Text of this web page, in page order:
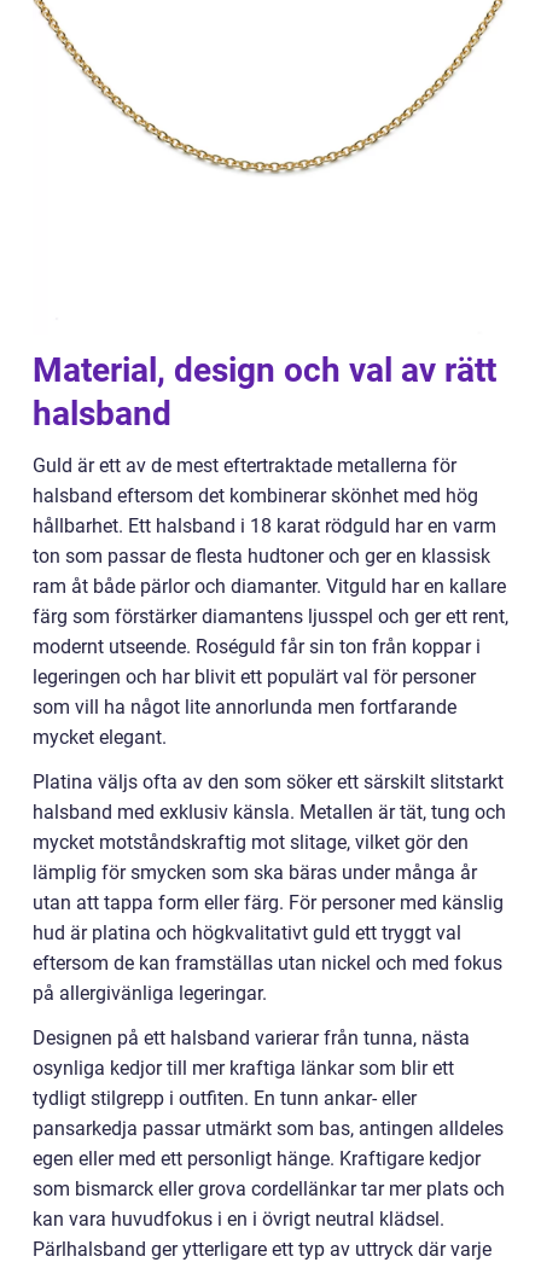
Material, design och val av rätt
halsband
Guld är ett av de mest eftertraktade metallerna för
halsband eftersom det kombinerar skönhet med hög
hållbarhet. Ett halsband i 18 karat rödguld har en varm
ton som passar de flesta hudtoner och ger en klassisk
ram åt både pärlor och diamanter. Vitguld har en kallare
färg som förstärker diamantens ljusspel och ger ett rent,
modernt utseende. Roséguld får sin ton från koppar i
legeringen och har blivit ett populärt val för personer
som vill ha något lite annorlunda men fortfarande
mycket elegant.
Platina väljs ofta av den som söker ett särskilt slitstarkt
halsband med exklusiv känsla. Metallen är tät, tung och
mycket motståndskraftig mot slitage, vilket gör den
lämplig för smycken som ska bäras under många år
utan att tappa form eller färg. För personer med känslig
hud är platina och högkvalitativt guld ett tryggt val
eftersom de kan framställas utan nickel och med fokus
på allergivänliga legeringar.
Designen på ett halsband varierar från tunna, nästa
osynliga kedjor till mer kraftiga länkar som blir ett
tydligt stilgrepp i outfiten. En tunn ankar- eller
pansarkedja passar utmärkt som bas, antingen alldeles
egen eller med ett personligt hänge. Kraftigare kedjor
som bismarck eller grova cordellänkar tar mer plats och
kan vara huvudfokus i en i övrigt neutral klädsel.
Pärlhalsband ger ytterligare ett typ av uttryck där varje